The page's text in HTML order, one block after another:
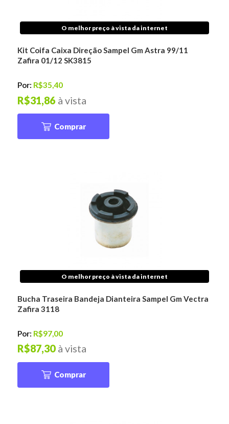
O melhor preço à vista da internet
Kit Coifa Caixa Direção Sampel Gm Astra 99/11
Zafira 01/12 SK3815
Por: R$35,40
à vista
R$31,86
Comprar
O melhor preço à vista da internet
Bucha Traseira Bandeja Dianteira Sampel Gm Vectra
Zafira 3118
Por: R$97,00
à vista
R$87,30
Comprar